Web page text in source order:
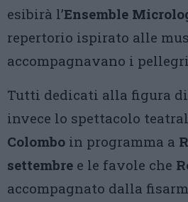
esibirà l’Ensemble
repertorio ispirato alle
accompagnavano i
Tutti dedicati alla figura
invece lo spettacolo
Colombo in programma a
settembre e le favole che
accompagnato dalla